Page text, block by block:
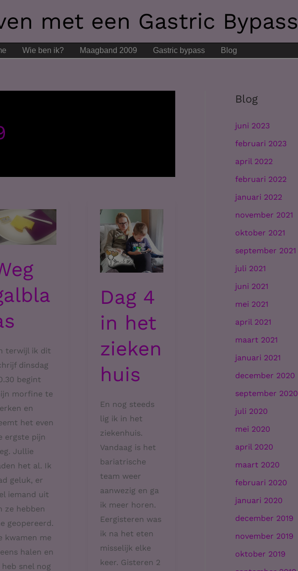
met een Gastric Bypass
Wie ben ik? Maagband 2009 Gastric bypass Blog
terwijl ik dit
dinsdag
begint
morfine te
en
het even
ergste pijn
Jullie
het al. Ik
geluk, er
iemand uit
ze hebben
geopereerd.
kwamen me
halen en
heb snel nog
Dag 4
in het
zieken
huis
En nog steeds
lig ik in het
ziekenhuis.
Vandaag is het
bariatrische
team weer
aanwezig en ga
ik meer horen.
Eergisteren was
ik na het eten
misselijk elke
keer. Gisteren 2
Blog
juni 2023
februari 2023
april 2022
februari 2022
januari 2022
november 2021
oktober 2021
september 2021
juli 2021
juni 2021
mei 2021
april 2021
maart 2021
januari 2021
december 2020
september 2020
juli 2020
mei 2020
april 2020
maart 2020
februari 2020
januari 2020
december 2019
november 2019
oktober 2019